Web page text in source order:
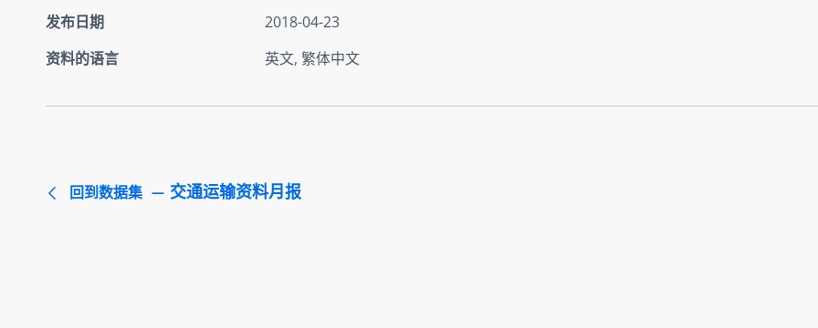
发布日期
2018-04-23
资料的语言
英文, 繁体中文
回到数据集 交通运输资料月报